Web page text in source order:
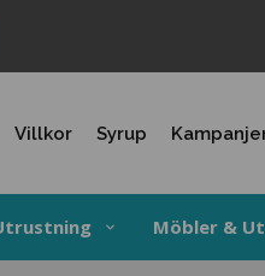
Villkor Syrup
Möbler &